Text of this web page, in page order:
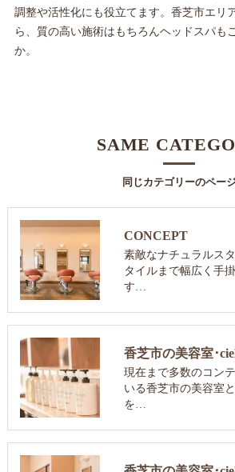
調整や活性化にも役立てます。香芝市エリ
ら、質の高い施術はもちろんヘッドスパも
か。
同じカテゴリーのペー
SAME
CONCEPT
素敵なナチュラルス
タイルまで幅広く手
す…
現在まで多数のコン
いる香芝市の美容室
を…